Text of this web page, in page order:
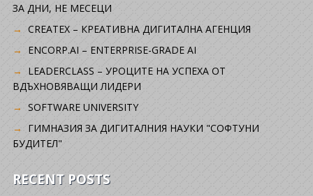
ЗА ДНИ, НЕ МЕСЕЦИ
CREATEX – КРЕАТИВНА ДИГИТАЛНА АГЕНЦИЯ
ENCORP.AI – ENTERPRISE-GRADE AI
LEADERCLASS – УРОЦИТЕ НА УСПЕХА ОТ
ВДЪХНОВЯВАЩИ ЛИДЕРИ
SOFTWARE UNIVERSITY
ГИМНАЗИЯ ЗА ДИГИТАЛНИЯ НАУКИ "СОФТУНИ
БУДИТЕЛ"
RECENT POSTS